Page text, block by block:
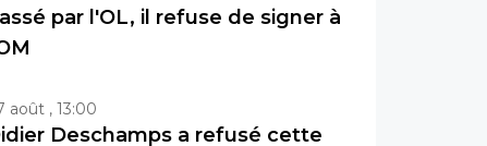
par l'OL, il refuse de signer à
août , 13:00
Deschamps a refusé cette